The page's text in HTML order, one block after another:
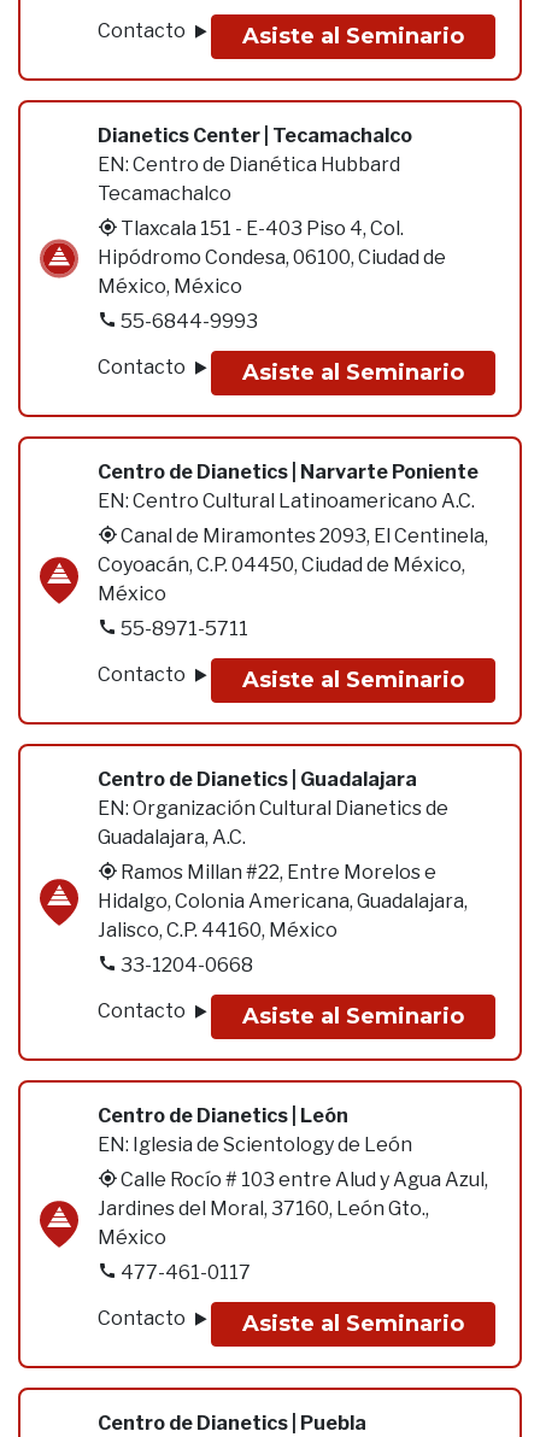
Contacto
Asiste al Seminario
Dianetics Center | Tecamachalco
EN: Centro de Dianética Hubbard
Tecamachalco
Tlaxcala 151 - E-403 Piso 4, Col.
Hipódromo Condesa, 06100, Ciudad de
México, México
55-6844-9993
Contacto
Asiste al Seminario
Centro de Dianetics | Narvarte Poniente
EN: Centro Cultural Latinoamericano A.C.
Canal de Miramontes 2093, El Centinela,
Coyoacán, C.P. 04450, Ciudad de México,
México
55-8971-5711
Contacto
Asiste al Seminario
Centro de Dianetics | Guadalajara
EN: Organización Cultural Dianetics de
Guadalajara, A.C.
Ramos Millan #22, Entre Morelos e
Hidalgo, Colonia Americana, Guadalajara,
Jalisco, C.P. 44160, México
33-1204-0668
Contacto
Asiste al Seminario
Centro de Dianetics | León
EN: Iglesia de Scientology de León
Calle Rocío # 103 entre Alud y Agua Azul,
Jardines del Moral, 37160, León Gto.,
México
477-461-0117
Contacto
Asiste al Seminario
Centro de Dianetics | Puebla